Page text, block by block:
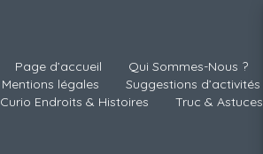
Page d’accueil
Qui Sommes-Nous ?
Mentions légales
Suggestions d’activités
Curio Endroits & Histoires
Truc & Astuces